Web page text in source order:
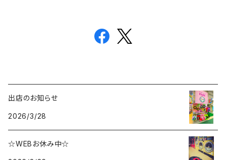
出店のお知らせ
2026/3/28
☆WEBお休み中☆